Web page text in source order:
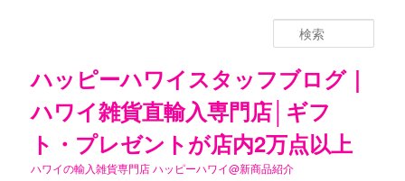
ハッピーハワイスタッフブログ｜
ハワイ雑貨直輸入専門店│ギフ
ト・プレゼントが店内2万点以上
ハワイの輸入雑貨専門店 ハッピーハワイ@新商品紹介
索